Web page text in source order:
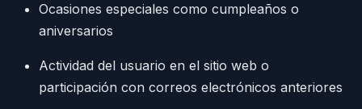
Ocasiones especiales como cumpleaños o
aniversarios
Actividad del usuario en el sitio web o
participación con correos electrónicos anteriores